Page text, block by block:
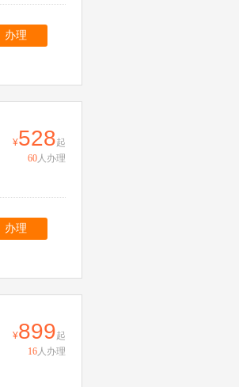
办理
528起
60人办理
办理
899起
16人办理